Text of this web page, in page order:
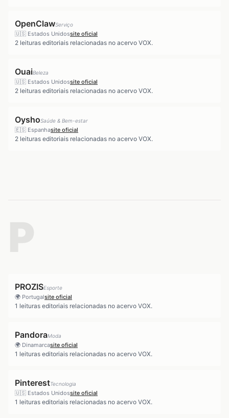
OpenClawServiço
🇺🇸 Estados Unidossite oficial
2 leituras editoriais relacionadas no acervo VOX.
OuaiBeleza
🇺🇸 Estados Unidossite oficial
2 leituras editoriais relacionadas no acervo VOX.
OyshoSaúde & Bem-estar
🇪🇸 Espanhasite oficial
2 leituras editoriais relacionadas no acervo VOX.
PROZISEsporte
🌍 Portugalsite oficial
1 leituras editoriais relacionadas no acervo VOX.
PandoraModa
🌍 Dinamarcasite oficial
1 leituras editoriais relacionadas no acervo VOX.
PinterestTecnologia
🇺🇸 Estados Unidossite oficial
1 leituras editoriais relacionadas no acervo VOX.